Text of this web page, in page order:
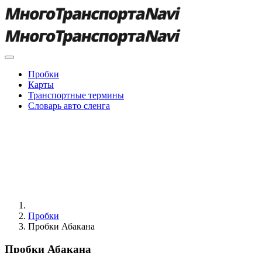
Пробки
Карты
Транспортные термины
Словарь авто сленга
Пробки
Пробки Абакана
Пробки Абакана